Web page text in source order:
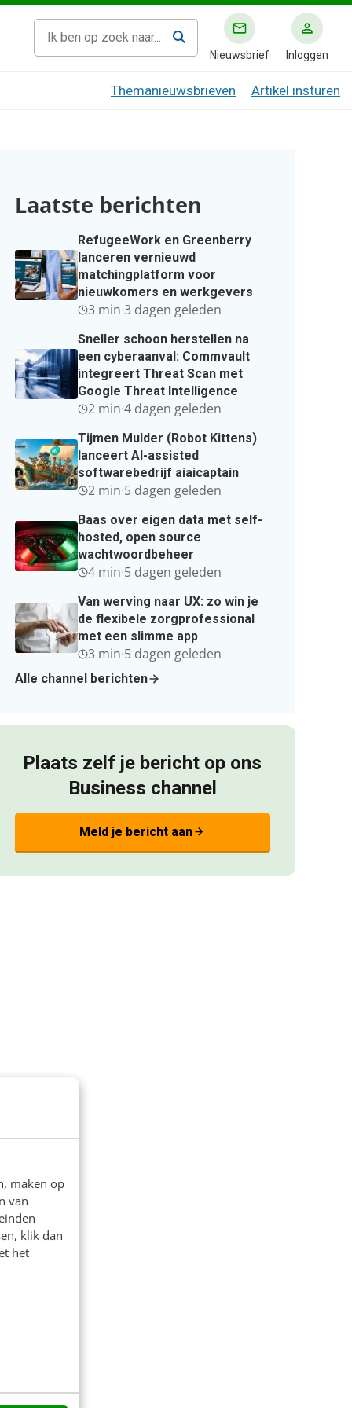
maken op
van
klik dan
het
Nieuwsbrief Inloggen
Themanieuwsbrieven Artikel insturen
Laatste berichten
RefugeeWork en Greenberry
lanceren vernieuwd
matchingplatform voor
nieuwkomers en werkgevers
3 min·3 dagen geleden
Sneller schoon herstellen na
een cyberaanval: Commvault
integreert Threat Scan met
Google Threat Intelligence
2 min·4 dagen geleden
Tijmen Mulder (Robot Kittens)
lanceert AI-assisted
softwarebedrijf aiaicaptain
2 min·5 dagen geleden
Baas over eigen data met self-
hosted, open source
wachtwoordbeheer
4 min·5 dagen geleden
Van werving naar UX: zo win je
de flexibele zorgprofessional
met een slimme app
3 min·5 dagen geleden
Alle channel berichten
Plaats zelf je bericht op ons
Business channel
Meld je bericht aanarrow_forward